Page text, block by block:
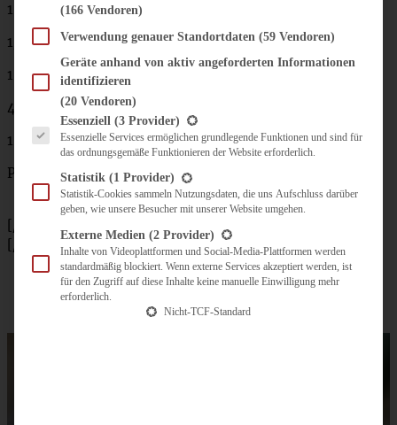
1 TL Backpulver
1/2 TL Natron
1 TL Zitronenabrieb einer Bio-Zitrone
400 g Rhabarber
1 Handvoll Pistazien gehackt oder Mandelplättchen
Puderzucker zum Bestäuben
[/tab]
[/tabs]
(166 Vendoren)
Verwendung genauer Standortdaten (59 Vendoren)
Geräte anhand von aktiv angeforderten Informationen
identifizieren
(20 Vendoren)
Es folgt eine Liste der Service-Gruppen, für die eine Einwilligung erteilt werden
Essenziell (3 Provider)
Essenzielle Services ermöglichen grundlegende Funktionen und sind für
das ordnungsgemäße Funktionieren der Website erforderlich.
Statistik (1 Provider)
Statistik-Cookies sammeln Nutzungsdaten, die uns Aufschluss darüber
geben, wie unsere Besucher mit unserer Website umgehen.
Externe Medien (2 Provider)
Inhalte von Videoplattformen und Social-Media-Plattformen werden
standardmäßig blockiert. Wenn externe Services akzeptiert werden, ist
für den Zugriff auf diese Inhalte keine manuelle Einwilligung mehr
erforderlich.
Nicht-TCF-Standard